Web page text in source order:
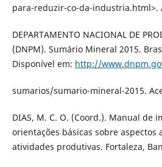
para-reduzir-co-da-industria.html>.
DEPARTAMENTO NACIONAL DE
(DNPM). Sumário Mineral 2015.
Disponível em: http://
sumarios/sumario-mineral-2015.
DIAS, M. C. O. (Coord.). Manual de
orientações básicas sobre aspectos
atividades produtivas. Fortaleza,